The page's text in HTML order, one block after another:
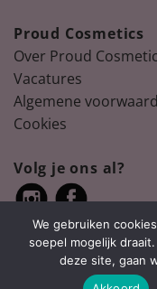
Proud Cosmetics
Over Proud
Vacatures
Algemene
Cookies
Volg je ons al?
We gebruiken
soepel mogelijk
deze site, gaan